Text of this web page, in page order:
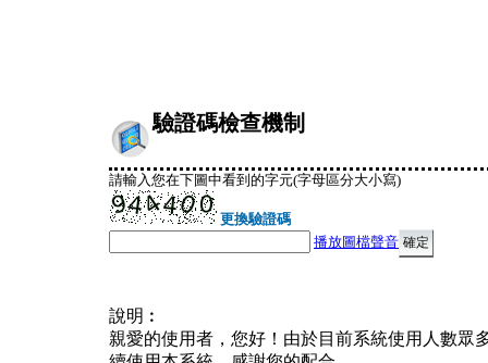
驗證碼檢查機制
請輸入您在下圖中看到的字元(字母區分大小寫)
更換驗證碼
播放圖檔聲音
說明︰
親愛的使用者，您好！由於目前系統使用人數眾